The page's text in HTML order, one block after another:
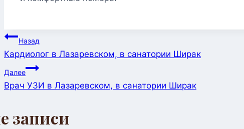
Навигация
по
записям
Назад
Кардиолог в Лазаревском, в санатории Ширак
Далее
Врач УЗИ в Лазаревском, в санатории Ширак
записи